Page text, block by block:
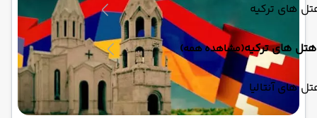
های ترکیه
هتل های ترکیه(مشاهده همه)
های آنتالیا